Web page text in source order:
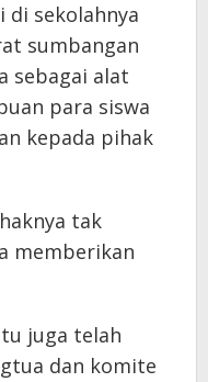
di sekolahnya
sumbangan
sebagai alat
para siswa
kepada pihak
tak
memberikan
juga telah
dan komite